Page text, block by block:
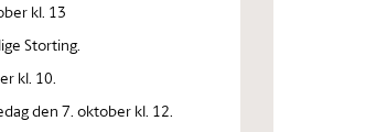
kl. 13
Storting.
kl. 10.
den 7. oktober kl. 12.